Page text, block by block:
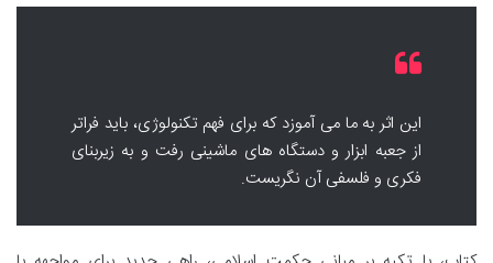
این اثر به ما می آموزد که برای فهم تکنولوژی، باید فراتر
از جعبه ابزار و دستگاه های ماشینی رفت و به زیربنای
فکری و فلسفی آن نگریست.